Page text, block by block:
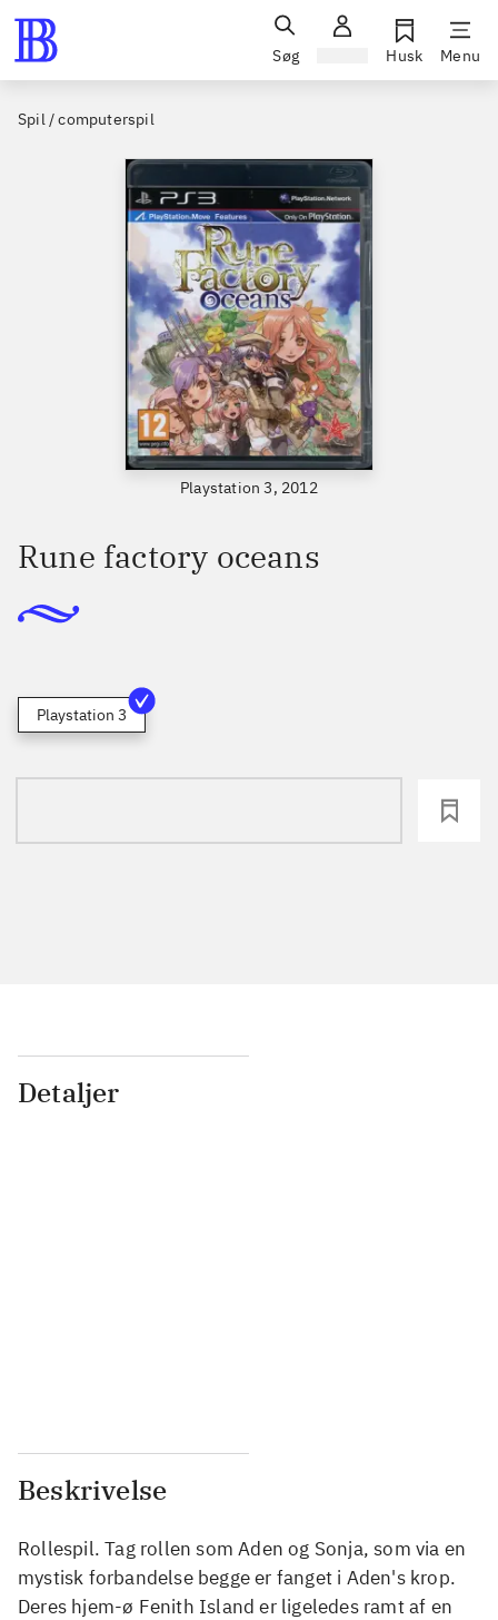
Søg Husk Menu
Spil / computerspil
Playstation 3, 2012
Rune factory oceans
Playstation 3
Detaljer
Beskrivelse
Rollespil. Tag rollen som Aden og Sonja, som via en
mystisk forbandelse begge er fanget i Aden's krop.
Deres hjem-ø Fenith Island er ligeledes ramt af en